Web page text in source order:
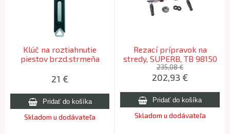
Klúč na roztiahnutie
piestov brzd.strmeňa
CALIPER PRESS
21 €
Skladom u dodávateľa
Rezací prípravok na
stredy, SUPERB, TB 98150
235,08 €
202,93 €
Skladom u dodávateľa